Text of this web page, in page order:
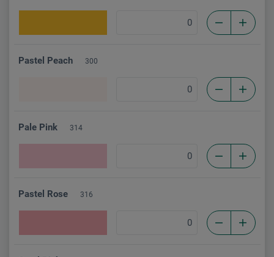
Pastel Peach 300
Pale Pink 314
Pastel Rose 316